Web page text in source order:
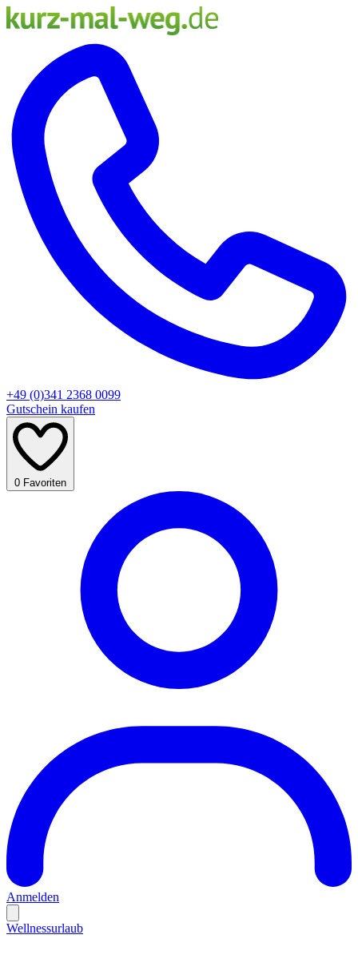
+49 (0)341 2368 0099
Gutschein kaufen
0 Favoriten
Anmelden
Wellnessurlaub